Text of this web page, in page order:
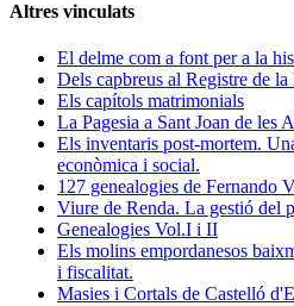
Altres vinculats
El delme com a font per a la
Dels capbreus al Registre de la
Els capítols matrimonials
La Pagesia a Sant Joan de les
Els inventaris post-mortem.
econòmica i social.
127 genealogies de Fernando
Viure de Renda. La gestió del
Genealogies Vol.I i II
Els molins empordanesos
i fiscalitat.
Masies i Cortals de Castelló